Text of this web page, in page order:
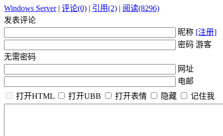
Windows Server| 评论(0) | 引用(2) | 阅读(8296)
发表评论
昵称 [注册]
密码 游客
无需密码
网址
电邮
打开HTML
打开UBB 打开表情 隐藏 记住我